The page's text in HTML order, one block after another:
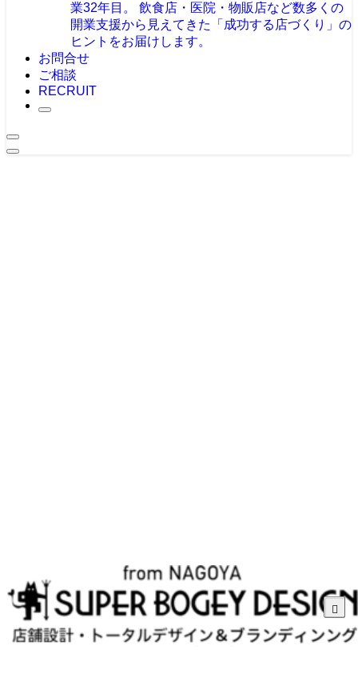
業32年目。 飲食店・医院・物販店など数多くの
開業支援から見えてきた「成功する店づくり」の
ヒントをお届けします。
お問合せ
ご相談
RECRUIT